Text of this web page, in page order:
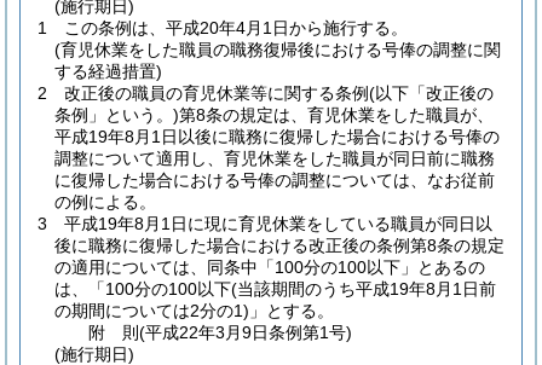
(施行期日)
1
この条例は、平成20年4月1日から施行する。
(育児休業をした職員の職務復帰後における号俸の調整に関
する経過措置)
2
改正後の職員の育児休業等に関する条例(以下「改正後の
条例」という。)第8条の規定は、育児休業をした職員が、
平成19年8月1日以後に職務に復帰した場合における号俸の
調整について適用し、育児休業をした職員が同日前に職務
に復帰した場合における号俸の調整については、なお従前
の例による。
3
平成19年8月1日に現に育児休業をしている職員が同日以
後に職務に復帰した場合における改正後の条例第8条の規定
の適用については、同条中「100分の100以下」とあるの
は、「100分の100以下(当該期間のうち平成19年8月1日前
の期間については2分の1) 」とする。
附 則(平成22年3月9日条例第1号)
(施行期日)